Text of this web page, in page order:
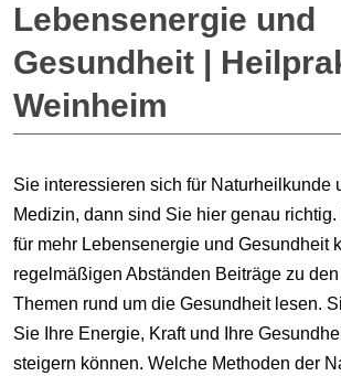
Lebensenergie und
Gesundheit |
Weinheim
Sie interessieren sich für Naturheilkunde
Medizin, dann sind Sie hier genau
für mehr Lebensenergie und Gesundheit
regelmäßigen Abständen Beiträge zu
Themen rund um die Gesundheit lesen.
Sie Ihre Energie, Kraft und Ihre
steigern können. Welche Methoden der